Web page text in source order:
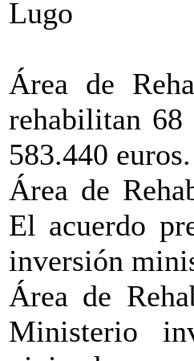
Lugo
Área de
rehabilitan
583.440 euros.
Área de
El acuerdo
inversión
Área de
Ministerio